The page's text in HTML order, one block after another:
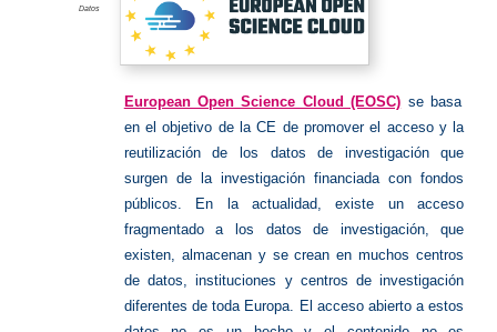
Datos
European Open Science Cloud (EOSC) se basa
en el objetivo de la CE de promover el acceso y la
reutilización de los datos de investigación que
surgen de la investigación financiada con fondos
públicos. En la actualidad, existe un acceso
fragmentado a los datos de investigación, que
existen, almacenan y se crean en muchos centros
de datos, instituciones y centros de investigación
diferentes de toda Europa. El acceso abierto a estos